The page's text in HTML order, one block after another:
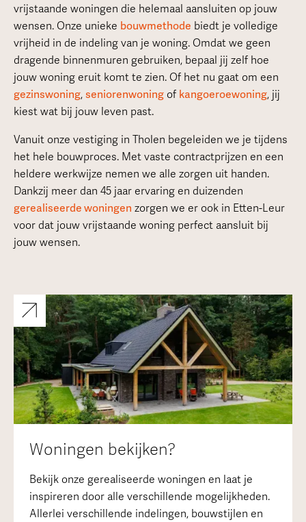
vrijstaande woningen die helemaal aansluiten op jouw
wensen. Onze unieke bouwmethode biedt je volledige
vrijheid in de indeling van je woning. Omdat we geen
dragende binnenmuren gebruiken, bepaal jij zelf hoe
jouw woning eruit komt te zien. Of het nu gaat om een
gezinswoning, seniorenwoningof kangoeroewoning, jij
kiest wat bij jouw leven past.
Vanuit onze vestiging in Tholen begeleiden we je tijdens
het hele bouwproces. Met vaste contractprijzen en een
heldere werkwijze nemen we alle zorgen uit handen.
Dankzij meer dan 45 jaar ervaring en duizenden
gerealiseerde woningen zorgen we er ook in Etten-Leur
voor dat jouw vrijstaande woning perfect aansluit bij
jouw wensen.
Woningen bekijken?
Bekijk onze gerealiseerde woningen en laat je
inspireren door alle verschillende mogelijkheden.
Allerlei verschillende indelingen, bouwstijlen en